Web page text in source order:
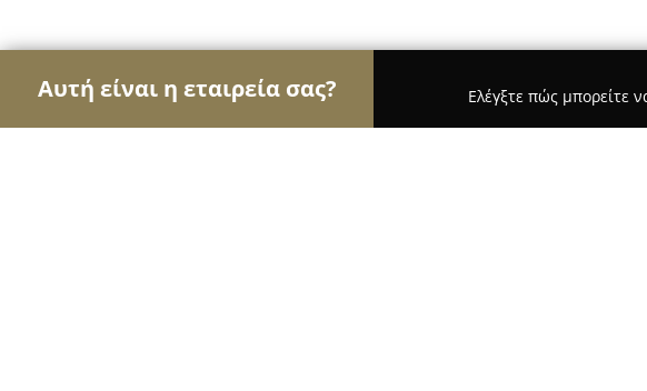
Αυτή είναι η εταιρεία σας?
Ελέγξτε πώς μπορείτε